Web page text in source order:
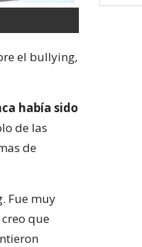
el bullying,
había sido
de las
de
Fue muy
que